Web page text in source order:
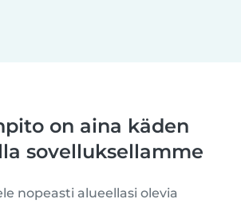
on aina käden
sovelluksellamme
nopeasti alueellasi olevia